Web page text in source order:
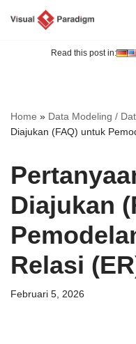
Read this post in:
Home » Data Modeling /
Diajukan (FAQ) untuk
Diajukan
Relasi
Februari 5, 2026